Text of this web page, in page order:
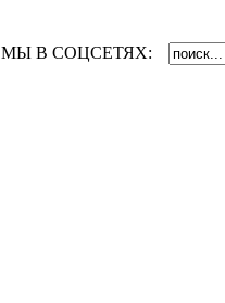
МЫ В СОЦСЕТЯХ: